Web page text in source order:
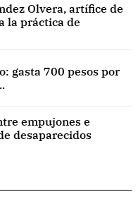
Olvera, artífice de
la práctica de
gasta 700 pesos por
empujones e
desaparecidos